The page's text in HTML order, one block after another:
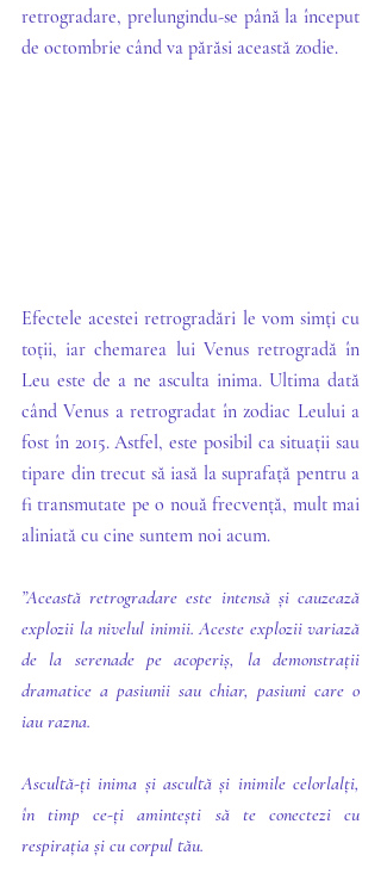
retrogradare, prelungindu-se până la început
de octombrie când va părăsi această zodie.
Efectele acestei retrogradări le vom simți cu
toții, iar chemarea lui Venus retrogradă în
Leu este de a ne asculta inima. Ultima dată
când Venus a retrogradat în zodiac Leului a
fost în 2015. Astfel, este posibil ca situații sau
tipare din trecut să iasă la suprafață pentru a
fi transmutate pe o nouă frecvență, mult mai
aliniată cu cine suntem noi acum.
”Această retrogradare este intensă și cauzează
explozii la nivelul inimii. Aceste explozii variază
de la serenade pe acoperiș, la demonstrații
dramatice a pasiunii sau chiar, pasiuni care o
iau razna.
Ascultă-ți inima și ascultă și inimile celorlalți,
în timp ce-ți amintești să te conectezi cu
respirația și cu corpul tău.